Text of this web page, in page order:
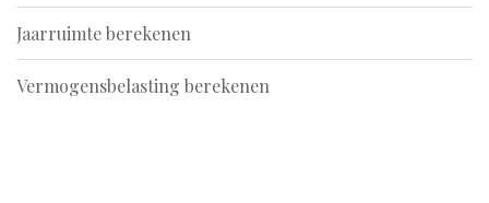
Jaarruimte berekenen
Vermogensbelasting berekenen